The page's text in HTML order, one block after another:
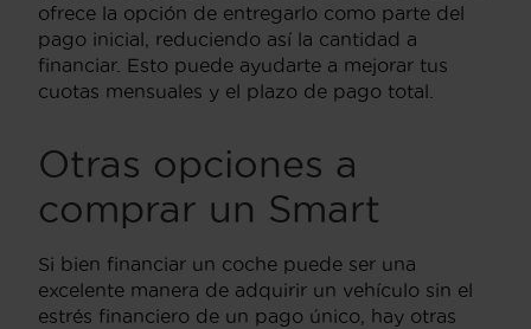
ofrece la opción de entregarlo como parte del
pago inicial, reduciendo así la cantidad a
financiar. Esto puede ayudarte a mejorar tus
cuotas mensuales y el plazo de pago total.
Otras opciones a
comprar un Smart
Si bien financiar un coche puede ser una
excelente manera de adquirir un vehículo sin el
estrés financiero de un pago único, hay otras